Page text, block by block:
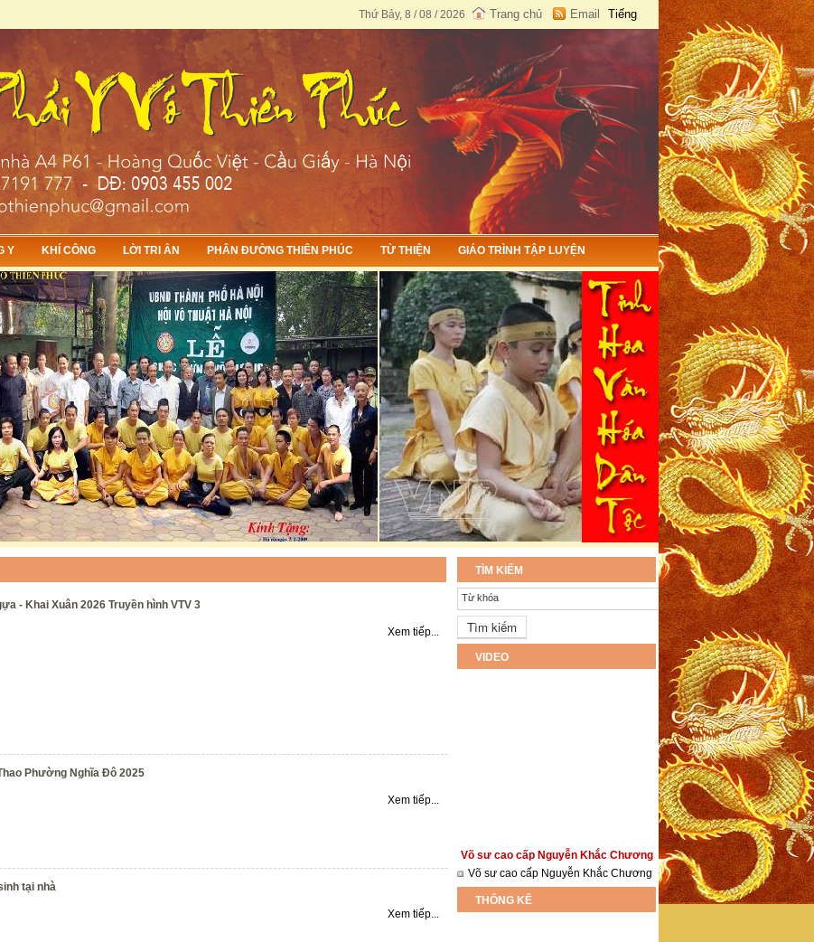
Tiếng
Việt
English
Trang chủ Email
Thứ Bảy, 8 / 08 / 2026
Y KHÍ CÔNG LỜI TRI ÂN PHÂN ĐƯỜNG THIÊN PHÚC TỪ THIỆN GIÁO TRÌNH TẬP LUYỆN
- Khai Xuân 2026 Truyền hình VTV 3
Xem tiếp...
Phường Nghĩa Đô 2025
Xem tiếp...
tại nhà
Xem tiếp...
TÌM KIẾM
Từ khóa
VIDEO
Võ sư cao cấp Nguyễn Khắc Chương
Võ sư cao cấp Nguyễn Khắc Chương
THỐNG KÊ